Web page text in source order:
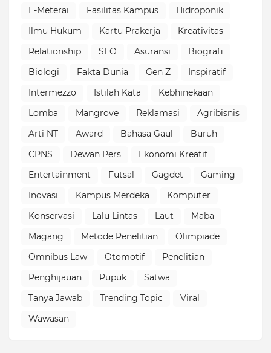
E-Meterai
Fasilitas Kampus
Hidroponik
Ilmu Hukum
Kartu Prakerja
Kreativitas
Relationship
SEO Asuransi
Biografi
Biologi
Fakta Dunia Gen Z
Inspiratif
Intermezzo
Istilah Kata
Kebhinekaan
Lomba
Mangrove Reklamasi
Agribisnis
Arti NT
Award Bahasa Gaul
Buruh
CPNS
Dewan Pers
Ekonomi Kreatif
Entertainment
Futsal Gagdet
Gaming
Inovasi
Kampus Merdeka
Komputer
Konservasi
Lalu Lintas Laut
Maba
Magang
Metode Penelitian
Olimpiade
Omnibus Law
Otomotif
Penelitian
Penghijauan
Pupuk
Satwa
Tanya Jawab
Trending Topic
Viral
Wawasan